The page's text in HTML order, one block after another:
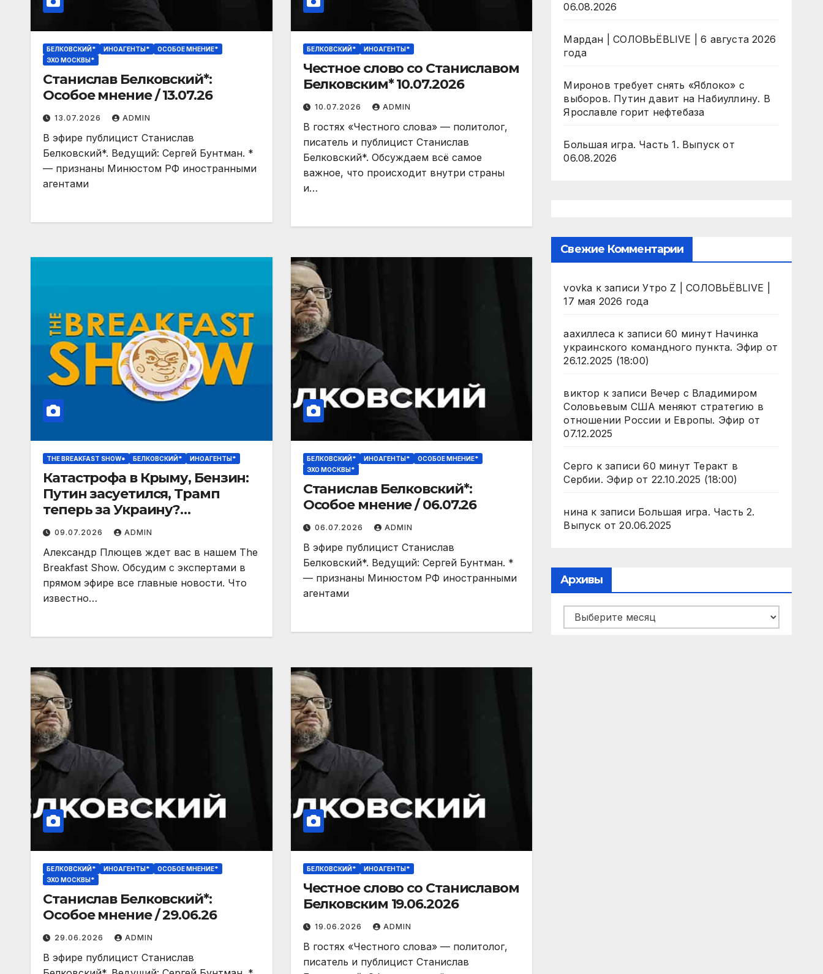
БЕЛКОВСКИЙ* ИНОАГЕНТЫ*
ОСОБОЕ МНЕНИЕ*
ЭХО МОСКВЫ*
Станислав Белковский*:
13.07.2026 ADMIN
В эфире публицист Станислав
Белковский*‬. Ведущий: Сергей Бунтман. *
— признаны Минюстом РФ иностранными
агентами
БЕЛКОВСКИЙ* ИНОАГЕНТЫ*
Честное слово со Станиславом
Белковским* 10.07.2026
10.07.2026 ADMIN
В гостях «Честного слова» — политолог,
писатель и публицист Станислав
Белковский*. Обсуждаем всё самое
важное, что происходит внутри страны
и…
THE BREAKFAST SHOW* БЕЛКОВСКИЙ* ИНОАГЕНТЫ*
Катастрофа в Крыму, Бензин:
Путин засуетился, Трамп
теперь за Украину?
Белковский, Филиппенко,
Лиев
09.07.2026 ADMIN
Александр Плющев ждет вас в нашем The
Breakfast Show. Обсудим с экспертами в
прямом эфире все главные новости. Что
известно…
БЕЛКОВСКИЙ* ИНОАГЕНТЫ*
ОСОБОЕ МНЕНИЕ*
ЭХО МОСКВЫ*
Станислав Белковский*:
06.07.2026 ADMIN
В эфире публицист Станислав
Белковский*‬. Ведущий: Сергей Бунтман. *
— признаны Минюстом РФ иностранными
агентами
БЕЛКОВСКИЙ* ИНОАГЕНТЫ*
ОСОБОЕ МНЕНИЕ*
ЭХО МОСКВЫ*
Станислав Белковский*:
29.06.2026 ADMIN
В эфире публицист Станислав
БЕЛКОВСКИЙ* ИНОАГЕНТЫ*
Честное слово со Станиславом
Белковским 19.06.2026
19.06.2026 ADMIN
В гостях «Честного слова» — политолог,
писатель и публицист Станислав
06.08.2026
Мардан | СОЛОВЬЁВLIVE | 6 августа 2026
года
Миронов требует снять «Яблоко» с
выборов. Путин давит на Набиуллину. В
Ярославле горит нефтебаза
Большая игра. Часть 1. Выпуск от
06.08.2026
Свежие Комментарии
vovka к записиУтро Z | СОЛОВЬЁВLIVE |
17 мая 2026 года
аахиллеса к записи60 минут Начинка
украинского командного пункта. Эфир от
26.12.2025 (18:00)
виктор к записи Вечер с Владимиром
Соловьевым США меняют стратегию в
отношении России и Европы. Эфир от
07.12.2025
Серго к записи60 минут Теракт в
Сербии. Эфир от 22.10.2025 (18:00)
нина к записи Большая игра. Часть 2.
Выпуск от 20.06.2025
Архивы
Архивы